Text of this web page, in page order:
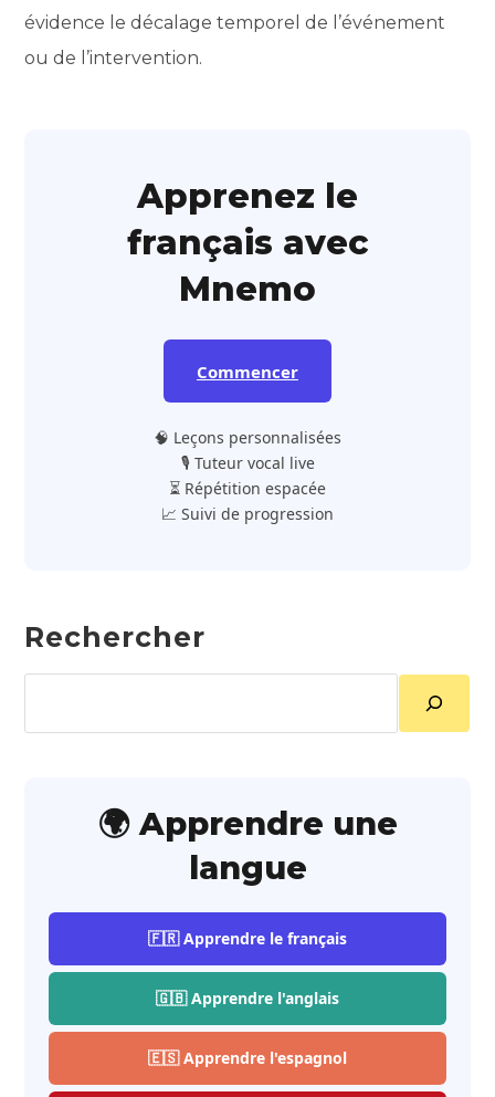
évidence le décalage temporel de l’événement
ou de l’intervention.
Apprenez le
français avec
Mnemo
Commencer
🧠 Leçons personnalisées
🎙️ Tuteur vocal live
⏳ Répétition espacée
📈 Suivi de progression
Rechercher
🌍 Apprendre une
langue
🇫🇷 Apprendre le français
🇬🇧 Apprendre l'anglais
🇪🇸 Apprendre l'espagnol